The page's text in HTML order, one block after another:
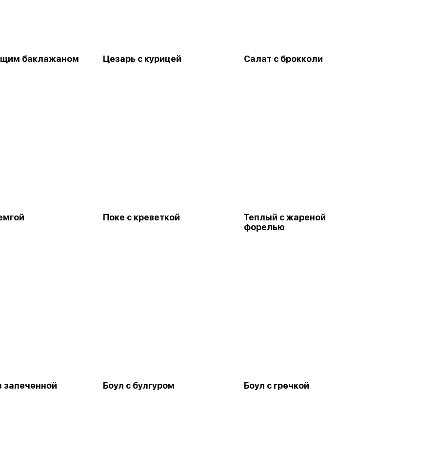
баклажаном Цезарь с курицей Салат с брокколи
Поке с креветкой
Теплый с жареной
форелью
запеченной
Боул с булгуром Боул с гречкой